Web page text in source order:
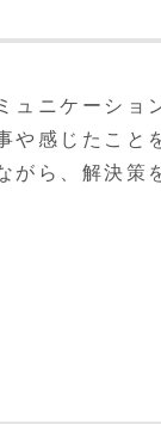
ニケーショ
感じたこと
ら、解決策